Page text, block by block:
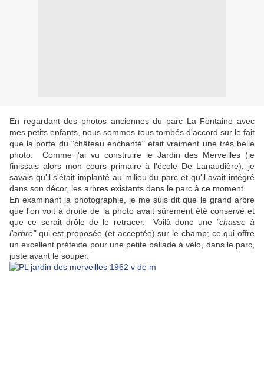
En regardant des photos anciennes du parc La Fontaine avec
mes petits enfants, nous sommes tous tombés d'accord sur le fait
que la porte du "château enchanté" était vraiment une très belle
photo. Comme j'ai vu construire le Jardin des Merveilles (je
finissais alors mon cours primaire à l'école De Lanaudière), je
savais qu'il s'était implanté au milieu du parc et qu'il avait intégré
dans son décor, les arbres existants dans le parc à ce moment.
En examinant la photographie, je me suis dit que le grand arbre
que l'on voit à droite de la photo avait sûrement été conservé et
que ce serait drôle de le retracer. Voilà donc une "chasse à
l'arbre"qui est proposée (et acceptée) sur le champ; ce qui offre
un excellent prétexte pour une petite ballade à vélo, dans le parc,
juste avant le souper.